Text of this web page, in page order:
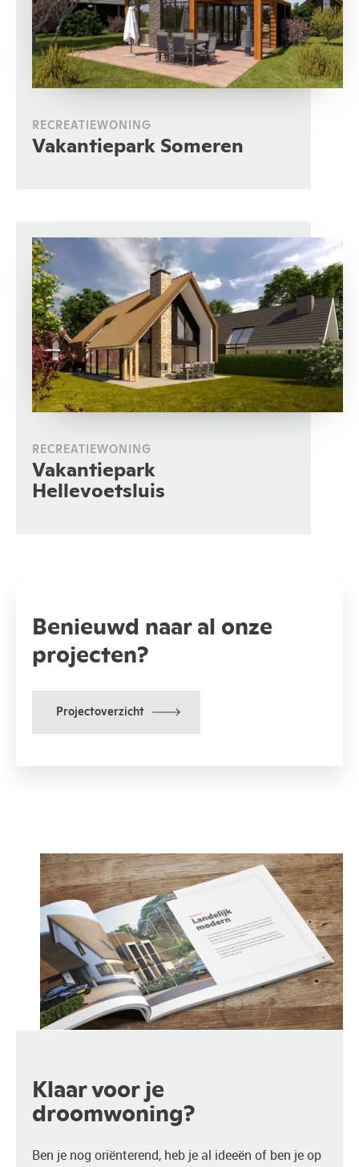
RECREATIEWONING
Vakantiepark Someren
RECREATIEWONING
Vakantiepark
Hellevoetsluis
Benieuwd naar al onze
projecten?
Projectoverzicht
Klaar voor je
droomwoning?
Ben je nog oriënterend, heb je al ideeën of ben je op